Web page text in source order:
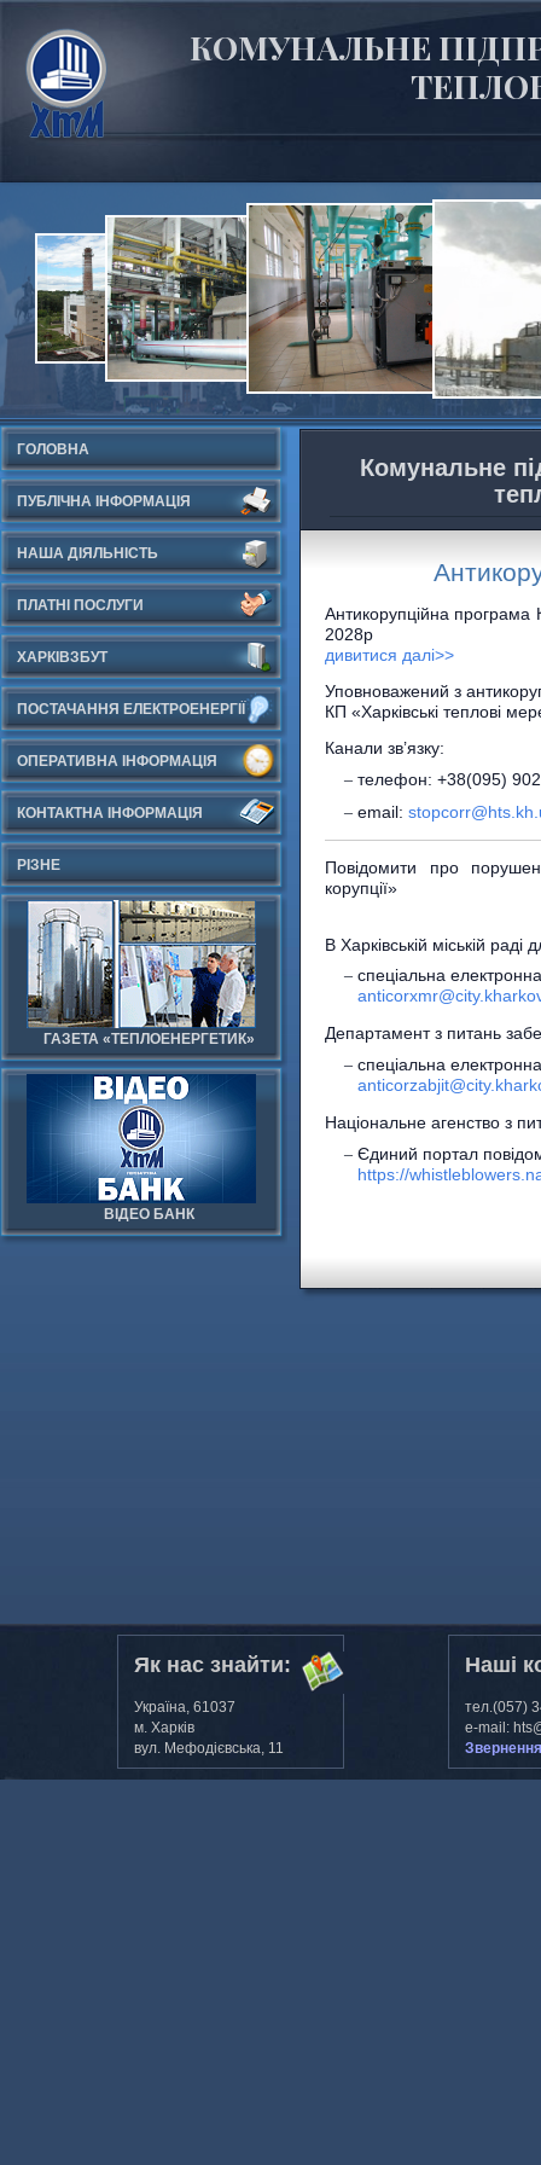
КОМУНАЛЬНЕ
ГОЛОВНА
ПУБЛІЧНА ІНФОРМАЦІЯ
НАША ДІЯЛЬНІСТЬ
ПЛАТНІ ПОСЛУГИ
ХАРКІВЗБУТ
ПОСТАЧАННЯ ЕЛЕКТРОЕНЕРГІЇ
ОПЕРАТИВНА ІНФОРМАЦІЯ
КОНТАКТНА ІНФОРМАЦІЯ
РІЗНЕ
ГАЗЕТА «ТЕПЛОЕНЕРГЕТИК»
ВІДЕО БАНК
Комунальне
Антикорупційна програма
2028р
дивитися далі>>
Уповноважений з
КП «Харківські теплові
Канали зв’язку:
телефон: +38(095)
email:
Повідомити про
корупції»
В Харківській міській
спеціальна
Департамент з питань
спеціальна
Національне агенство з
Єдиний портал
https://
Як нас знайти:
Україна, 61037
м. Харкiв
вул. Мефодiєвська, 11
Наші
тел.(057)
e-mail: